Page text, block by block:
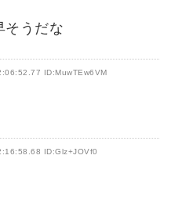
そうだな
ID:MuwTEw6VM
ID:Glz+JOVf0